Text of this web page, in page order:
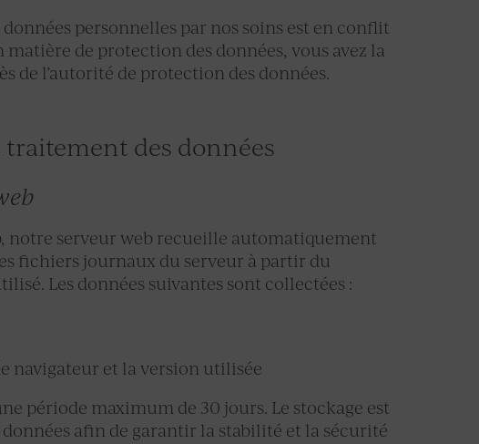
personnelles par nos soins est en conflit
de protection des données, vous avez la
de l’autorité de protection des données.
des données
notre serveur web recueille automatiquement
fichiers journaux du serveur à partir du
Les données suivantes sont collectées :
navigateur et la version utilisée
période maximum de 30 jours. Le stockage est
afin de garantir la stabilité et la sécurité